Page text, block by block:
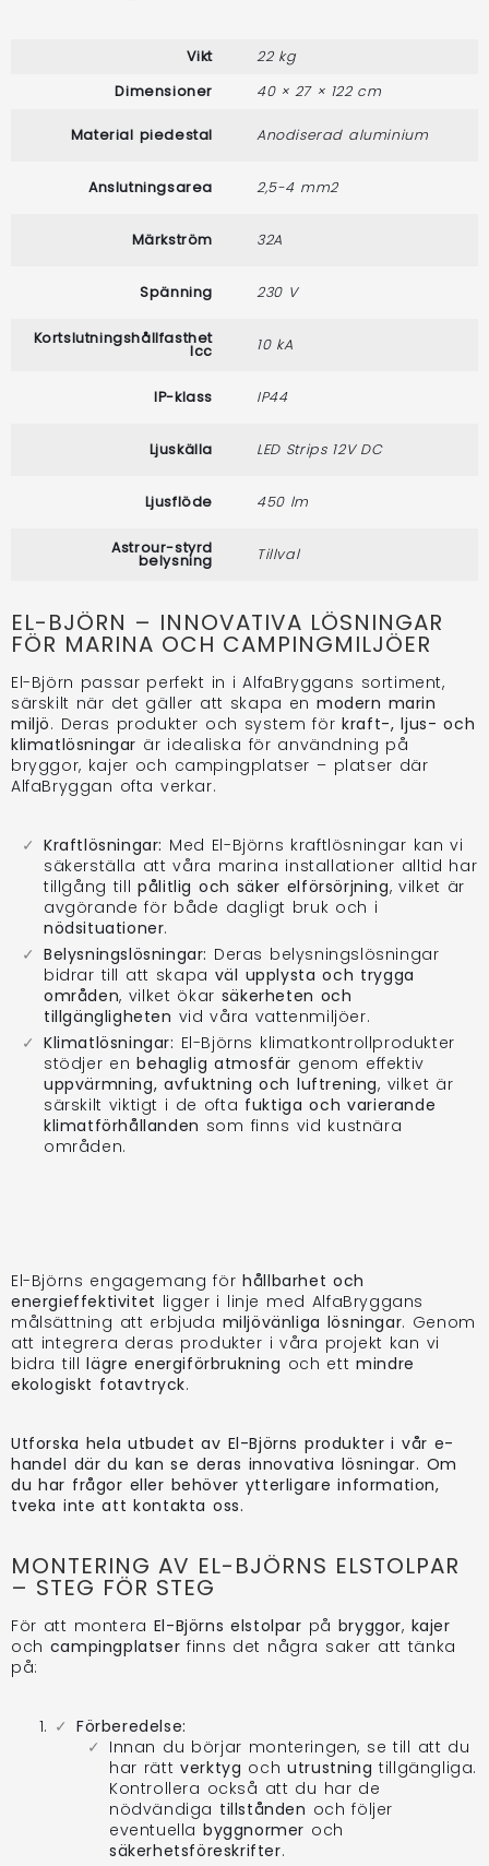
Vikt
22 kg
Dimensioner
40 × 27 × 122 cm
Material piedestal Anodiserad aluminium
Anslutningsarea 2,5-4 mm2
Märkström 32A
Spänning 230 V
Kortslutningshållfasthet
lcc 10 kA
IP-klass IP44
Ljuskälla LED Strips 12V DC
Ljusflöde 450 lm
Astrour-styrd
belysning Tillval
EL-BJÖRN – INNOVATIVA LÖSNINGAR
FÖR MARINA OCH CAMPINGMILJÖER
El-Björn passar perfekt in i AlfaBryggans sortiment,
särskilt när det gäller att skapa enmodern marin
miljö. Deras produkter och system förkraft-, ljus- och
klimatlösningar är idealiska för användning på
bryggor, kajer och campingplatser – platser där
AlfaBryggan ofta verkar.
Kraftlösningar: Med El-Björns kraftlösningar kan vi
säkerställa att våra marina installationer alltid har
tillgång tillpålitlig och säker elförsörjning, vilket är
avgörande för både dagligt bruk och i
nödsituationer.
Belysningslösningar: Deras belysningslösningar
bidrar till att skapa väl upplysta och trygga
områden, vilket ökar säkerheten och
tillgängligheten vid våra vattenmiljöer.
Klimatlösningar: El-Björns klimatkontrollprodukter
stödjer enbehaglig atmosfär genom effektiv
uppvärmning, avfuktning och luftrening, vilket är
särskilt viktigt i de ofta fuktiga och varierande
klimatförhållanden som finns vid kustnära
områden.
El-Björns engagemang förhållbarhet och
energieffektivitet ligger i linje med AlfaBryggans
målsättning att erbjuda miljövänliga lösningar. Genom
att integrera deras produkter i våra projekt kan vi
bidra tilllägre energiförbrukning och ettmindre
ekologiskt fotavtryck.
Utforska hela utbudet av El-Björns produkter i vår e-
handel där du kan se deras innovativa lösningar. Om
du har frågor eller behöver ytterligare information,
tveka inte att kontakta oss.
MONTERING AV EL-BJÖRNS ELSTOLPAR
– STEG FÖR STEG
För att montera El-Björns elstolpar på bryggor, kajer
och campingplatser finns det några saker att tänka
på:
Förberedelse:
Innan du börjar monteringen, se till att du
har rättverktyg ochutrustning tillgängliga.
Kontrollera också att du har de
nödvändiga tillstånden och följer
eventuella byggnormer och
säkerhetsföreskrifter.